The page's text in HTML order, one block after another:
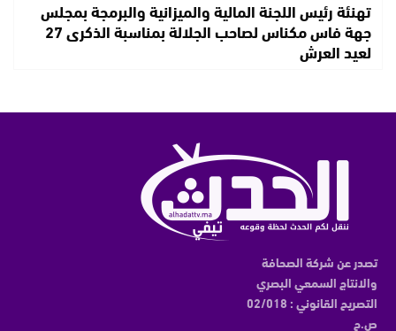
تهنئة رئيس اللجنة المالية والميزانية والبرمجة بمجلس
جهة فاس مكناس لصاحب الجلالة بمناسبة الذكرى 27
لعيد العرش
تصدر عن شركة الصحافة
والانتاج السمعي البصري
التصريح القانوني : 02/018
ص.ح